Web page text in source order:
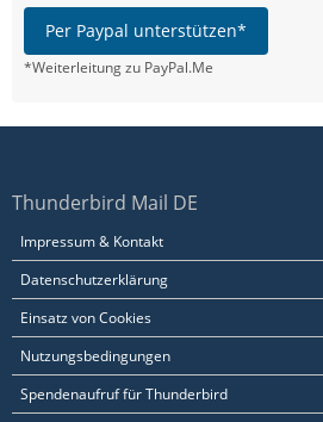
Per Paypal unterstützen*
*Weiterleitung zu PayPal.Me
Thunderbird Mail DE
Impressum & Kontakt
Datenschutzerklärung
Einsatz von Cookies
Nutzungsbedingungen
Spendenaufruf für Thunderbird